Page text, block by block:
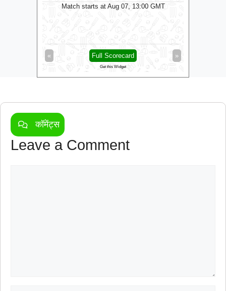
Match starts at Aug 07, 13:00 GMT
« »
Full Scorecard
Get this Widget
कॉमेंट्स
Leave a Comment